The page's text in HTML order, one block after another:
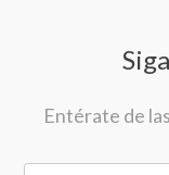
Entérate de